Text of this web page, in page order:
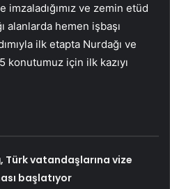
ve zemin etüd
alanlarda hemen işbaşı
ilk etapta Nurdağı ve
konutumuz için ilk kazıyı
Türk vatandaşlarına vize
başlatıyor